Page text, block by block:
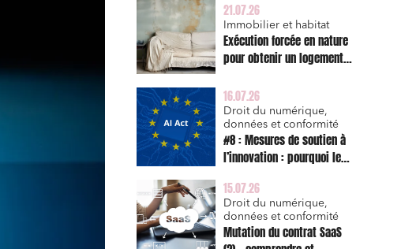
21.07.26
Immobilier et habitat
Exécution forcée en nature
pour obtenir un logement
triennale de l’action en
réparation
16.07.26
Droit du numérique,
données et conformité
#8 : Mesures de soutien à
l’innovation : pourquoi le
est d’abord un sujet de
risque juridique
15.07.26
Droit du numérique,
données et conformité
Mutation du contrat SaaS